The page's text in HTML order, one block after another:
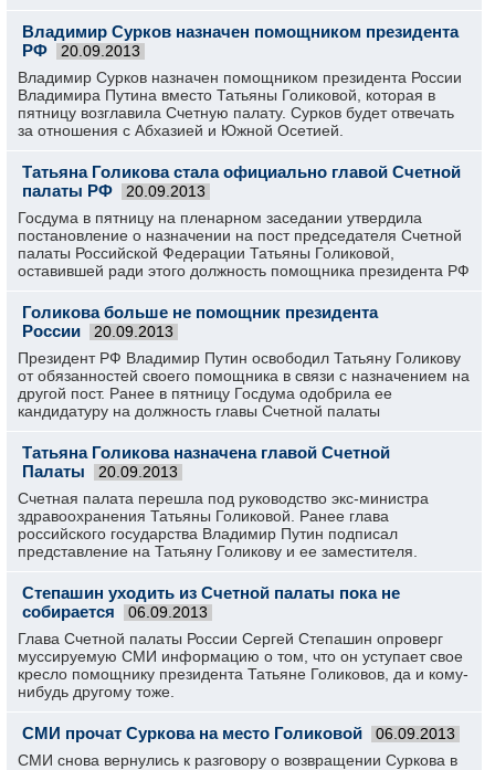
Владимир Сурков назначен помощником президента
РФ
20.09.2013
Владимир Сурков назначен помощником президента России
Владимира Путина вместо Татьяны Голиковой, которая в
пятницу возглавила Счетную палату. Сурков будет отвечать
за отношения с Абхазией и Южной Осетией.
Татьяна Голикова стала официально главой Счетной
палаты РФ
20.09.2013
Госдума в пятницу на пленарном заседании утвердила
постановление о назначении на пост председателя Счетной
палаты Российской Федерации Татьяны Голиковой,
оставившей ради этого должность помощника президента РФ
Голикова больше не помощник президента
России
20.09.2013
Президент РФ Владимир Путин освободил Татьяну Голикову
от обязанностей своего помощника в связи с назначением на
другой пост. Ранее в пятницу Госдума одобрила ее
кандидатуру на должность главы Счетной палаты
Татьяна Голикова назначена главой Счетной
Палаты
20.09.2013
Счетная палата перешла под руководство экс-министра
здравоохранения Татьяны Голиковой. Ранее глава
российского государства Владимир Путин подписал
представление на Татьяну Голикову и ее заместителя.
Степашин уходить из Счетной палаты пока не
собирается
06.09.2013
Глава Счетной палаты России Сергей Степашин опроверг
муссируемую СМИ информацию о том, что он уступает свое
кресло помощнику президента Татьяне Голиковов, да и кому-
нибудь другому тоже.
СМИ прочат Суркова на место Голиковой 06.09.2013
СМИ снова вернулись к разговору о возвращении Суркова в